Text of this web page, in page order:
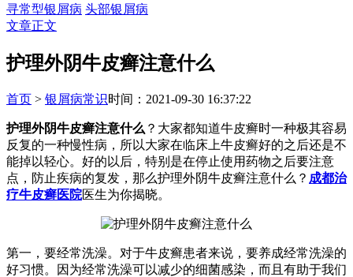
寻常型银屑病 头部银屑病
文章正文
护理外阴牛皮癣注意什么
首页 > 银屑病常识时间：2021-09-30 16:37:22
护理外阴牛皮癣注意什么 ？大家都知道牛皮癣时一种极其容易
反复的一种慢性病，所以大家在临床上牛皮癣好的之后还是不
能掉以轻心。好的以后，特别是在停止使用药物之后要注意
点，防止疾病的复发，那么护理外阴牛皮癣注意什么？ 成都治
疗牛皮癣医院医生为你揭晓。
第一，要经常洗澡。对于牛皮癣患者来说，要养成经常洗澡的
好习惯。因为经常洗澡可以减少的细菌感染，而且有助于我们